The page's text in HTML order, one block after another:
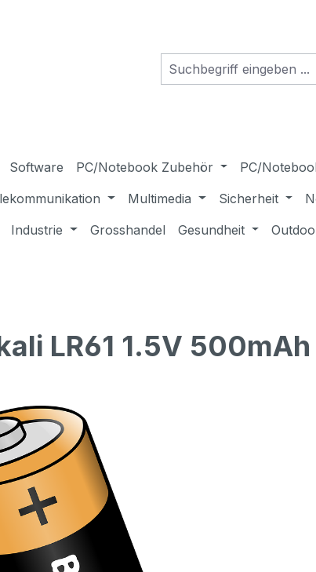
Software PC/Notebook Zubehör PC/
Multimedia Sicherheit
Industrie Grosshandel Gesundheit
LR61 1.5V